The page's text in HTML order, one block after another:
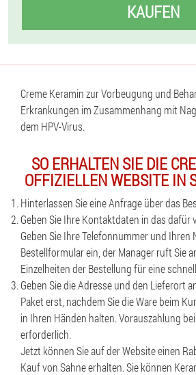
KAUFEN
Creme Keramin zur Vorbeugung und
Erkrankungen im Zusammenhang mit
dem HPV-Virus.
SO ERHALTEN SIE DIE
OFFIZIELLEN WEBSITE IN
Hinterlassen Sie eine Anfrage über das
Geben Sie Ihre Kontaktdaten in das dafür
Geben Sie Ihre Telefonnummer und Ihren
Bestellformular ein, der Manager ruft Sie
Einzelheiten der Bestellung für eine
Geben Sie die Adresse und den Lieferort
Paket erst, nachdem Sie die Ware beim
in Ihren Händen halten. Vorauszahlung
erforderlich.
Jetzt können Sie auf der Website einen
Kauf von Sahne erhalten. Sie können